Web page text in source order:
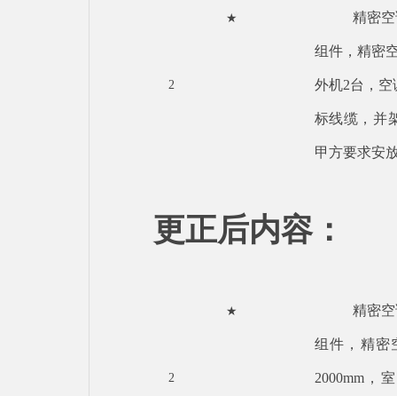
2
★ 精密
组件，精密
外机2台，空
标线缆，并
甲方要求安
更正后内容：
2
★ 精密
组件，精密
2000mm，